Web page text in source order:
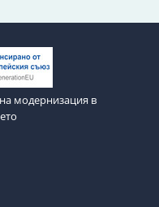
модернизация в